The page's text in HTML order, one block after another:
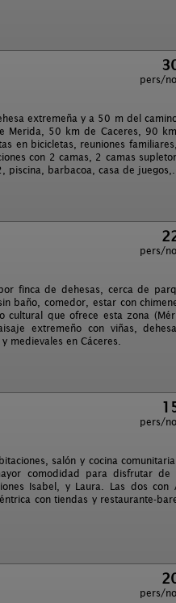
pers/
extremeña y a 50 m del
Merida, 50 km de Caceres, 90
en bicicletas, reuniones
con 2 camas, 2 camas
barbacoa, casa de juegos,...
pers/
finca de dehesas, cerca de
baño, comedor, estar con
que ofrece esta zona
extremeño con viñas,
medievales en Cáceres.
pers/
salón y cocina
comodidad para disfrutar de
Isabel, y Laura. Las dos con
con tiendas y restaurante-
pers/